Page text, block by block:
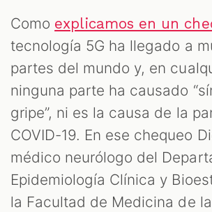
Como explicamos en un
tecnología 5G ha llegado a
partes del mundo y, en
ninguna parte ha causado
gripe”, ni es la causa de la
COVID-19. En ese chequeo
médico neurólogo del
Epidemiología Clínica y
la Facultad de Medicina de